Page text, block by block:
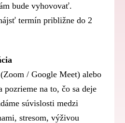
bude vyhovovať.
termín približne do 2
/ Google Meet) alebo
pozrieme na to, čo sa deje
súvislosti medzi
stresom, výživou